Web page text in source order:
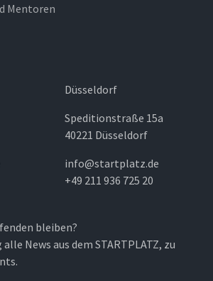
Mentoren
Düsseldorf
Speditionstraße 15a
40221 Düsseldorf
info@startplatz.de
+49 211 936 725 20
bleiben?
News aus dem STARTPLATZ, zu